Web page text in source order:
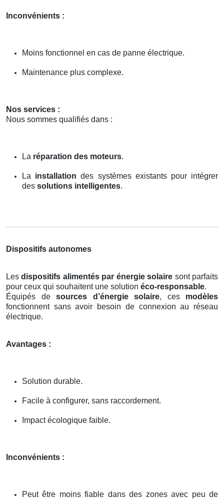
Inconvénients :
Moins fonctionnel en cas de panne électrique.
Maintenance plus complexe.
Nos services :
Nous sommes qualifiés dans :
La réparation des moteurs.
La installation des systèmes existants pour intégrer
des solutions intelligentes.
Dispositifs autonomes
Lesdispositifs alimentés par énergie solaire sont parfaits
pour ceux qui souhaitent une solution éco-responsable.
Équipés de sources d’énergie solaire, ces modèles
fonctionnent sans avoir besoin de connexion au réseau
électrique.
Avantages :
Solution durable.
Facile à configurer, sans raccordement.
Impact écologique faible.
Inconvénients :
Peut être moins fiable dans des zones avec peu de